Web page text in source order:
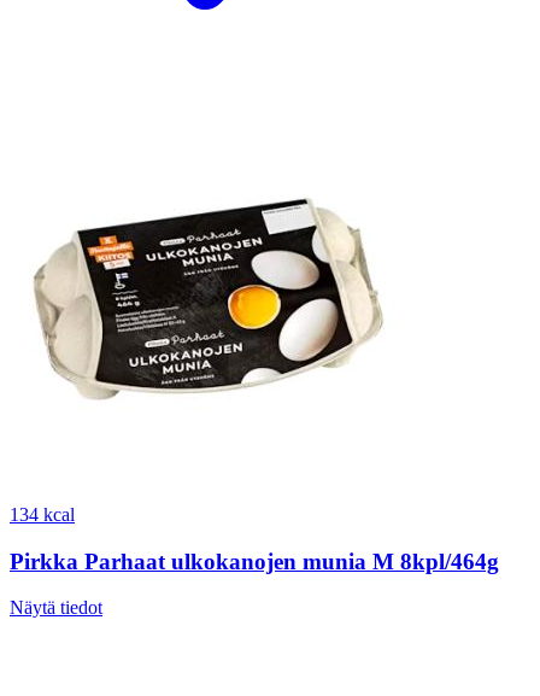
134 kcal
Pirkka Parhaat ulkokanojen munia M 8kpl/464g
Näytä tiedot